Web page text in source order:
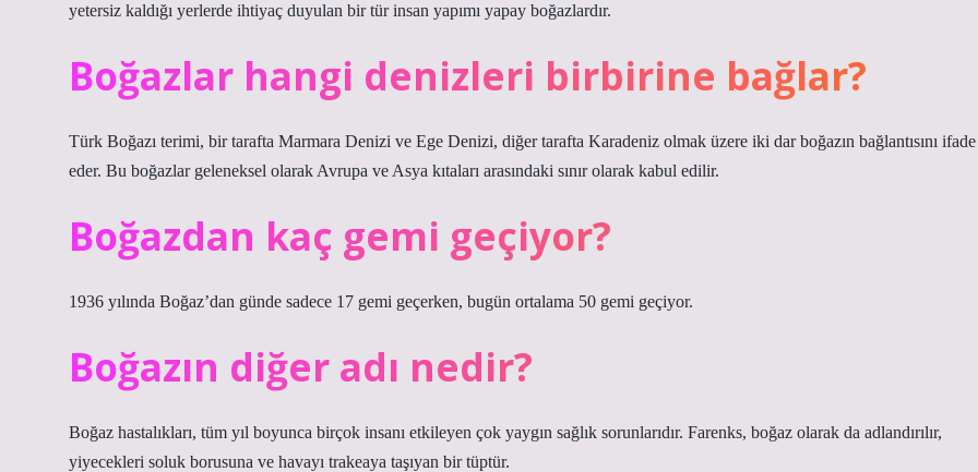
yetersiz kaldığı yerlerde ihtiyaç duyulan bir tür insan yapımı yapay boğazlardır.
Boğazlar hangi denizleri birbirine bağlar?
Türk Boğazı terimi, bir tarafta Marmara Denizi ve Ege Denizi, diğer tarafta Karadeniz olmak üzere iki dar boğazın bağlantısını ifade
eder. Bu boğazlar geleneksel olarak Avrupa ve Asya kıtaları arasındaki sınır olarak kabul edilir.
Boğazdan kaç gemi geçiyor?
1936 yılında Boğaz’dan günde sadece 17 gemi geçerken, bugün ortalama 50 gemi geçiyor.
Boğazın diğer adı nedir?
Boğaz hastalıkları, tüm yıl boyunca birçok insanı etkileyen çok yaygın sağlık sorunlarıdır. Farenks, boğaz olarak da adlandırılır,
yiyecekleri soluk borusuna ve havayı trakeaya taşıyan bir tüptür.